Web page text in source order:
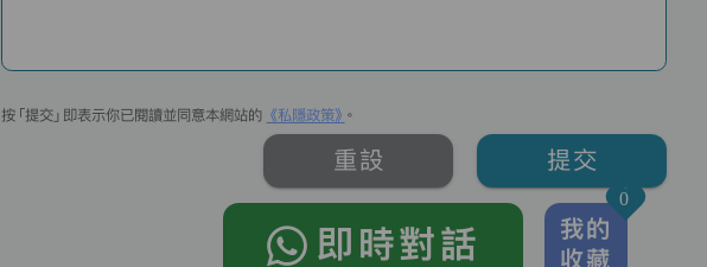
按「提交」即表示你已閱讀並同意本網站的 《私隱政策》 。
重設 提交
即時對話
我的
收藏
0